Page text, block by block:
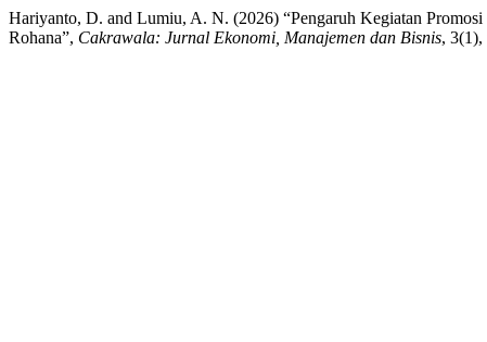
Hariyanto, D. and Lumiu, A. N. (2026) “Pengaruh Kegiatan
Rohana”, Cakrawala: Jurnal Ekonomi, Manajemen dan Bisnis, 3(1),